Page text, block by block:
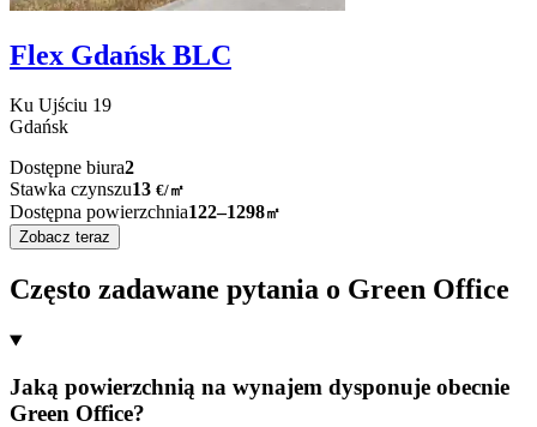
Flex Gdańsk BLC
Ku Ujściu 19
Gdańsk
Dostępne biura2
Stawka czynszu13 €/㎡
Dostępna powierzchnia122–1298㎡
Zobacz teraz
Często zadawane pytania o Green Office
Jaką powierzchnią na wynajem dysponuje obecnie
Green Office?